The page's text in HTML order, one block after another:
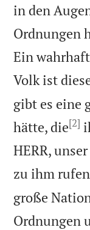
in den
Ordnungen
Ein
Volk ist
gibt es eine
hätte, die[2]
HERR,
zu ihm
große
Ordnungen